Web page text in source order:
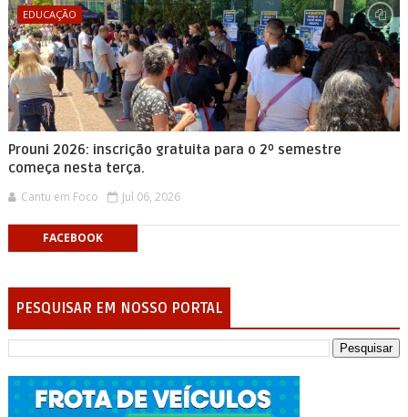
EDUCAÇÃO
Prouni 2026: inscrição gratuita para o 2º semestre
começa nesta terça.
Cantu em Foco Jul 06, 2026
FACEBOOK
PESQUISAR EM NOSSO PORTAL